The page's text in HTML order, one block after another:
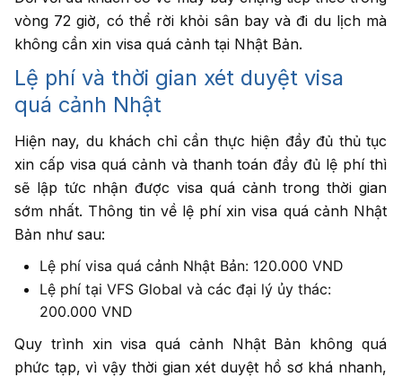
vòng 72 giờ, có thể rời khỏi sân bay và đi du lịch mà
không cần xin visa quá cảnh tại Nhật Bản.
Lệ phí và thời gian xét duyệt visa
quá cảnh Nhật
Hiện nay, du khách chỉ cần thực hiện đầy đủ thủ tục
xin cấp visa quá cảnh và thanh toán đầy đủ lệ phí thì
sẽ lập tức nhận được visa quá cảnh trong thời gian
sớm nhất. Thông tin về lệ phí xin visa quá cảnh Nhật
Bản như sau:
Lệ phí visa quá cảnh Nhật Bản: 120.000 VND
Lệ phí tại VFS Global và các đại lý ủy thác:
200.000 VND
Quy trình xin visa quá cảnh Nhật Bản không quá
phức tạp, vì vậy thời gian xét duyệt hồ sơ khá nhanh,